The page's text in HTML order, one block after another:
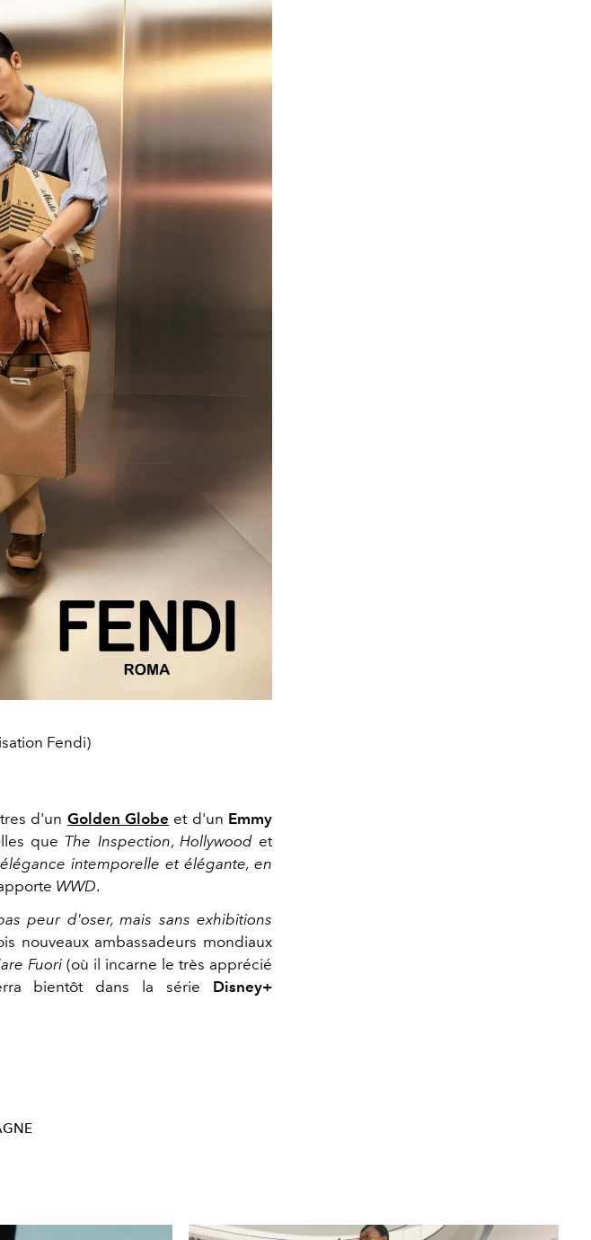
Fendi)
d'un Golden Globe et d'un Emmy
que The Inspection, Hollywoodet
intemporelle et élégante, en
WWD.
peur d'oser, mais sans exhibitions
nouveaux ambassadeurs mondiaux
Fuori (où il incarne le très apprécié
bientôt dans la série Disney+